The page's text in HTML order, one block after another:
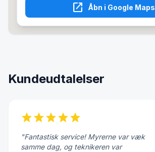
open_in_new Åbn i Google Maps
Kundeudtalelser
starstarstarstarstar
"Fantastisk service! Myrerne var væk
samme dag, og teknikeren var